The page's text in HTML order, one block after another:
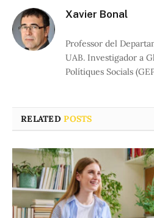
Xavier Bonal
Professor del
UAB. Investigador a
Polítiques Socials
RELATEDPOSTS